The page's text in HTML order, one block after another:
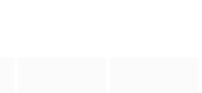
대한외국인이 설계한 가이드북만 믿
自接触濒临分手的情侣，代替他们进行协商并做